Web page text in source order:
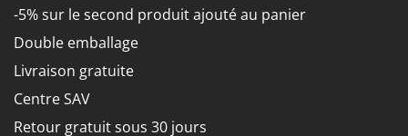
D
Débroussailleuses
Décompacteurs agricoles
Découpeurs plasma
Déplaqueuses de gazon
Bissell
Black & Decker
BlackStone
Blue Bird
Bomet
-5% sur le second produit ajouté au panier
Double emballage
Livraison gratuite
Centre SAV
Retour gratuit sous 30 jours